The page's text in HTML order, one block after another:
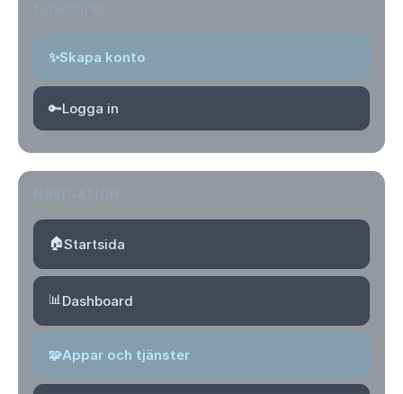
✨Skapa konto
🔑Logga in
🏠Startsida
📊Dashboard
🧩Appar och tjänster